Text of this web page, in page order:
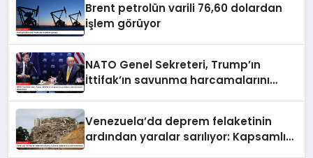
Brent petrolün varili 76,60 dolardan
işlem görüyor
NATO Genel Sekreteri, Trump’ın
İttifak’ın savunma harcamalarını
Venezuela’da deprem felaketinin
ardından yaralar sarılıyor: Kapsamlı